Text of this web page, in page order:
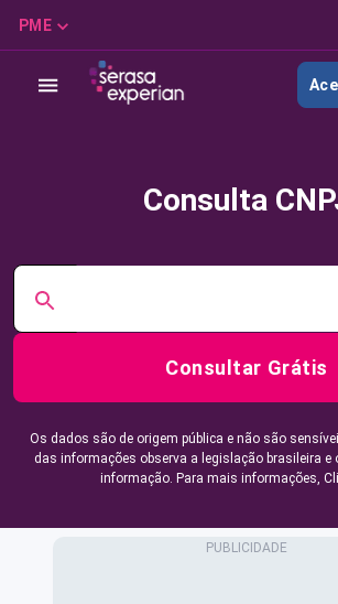
PME
Consulta
Consultar Grátis
Os dados são de origem pública e não são
das informações observa a legislação brasileira e
informação. Para mais informações,